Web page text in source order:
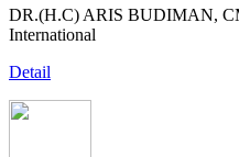
DR.(H.C) ARIS BUDIMAN,
International
Detail